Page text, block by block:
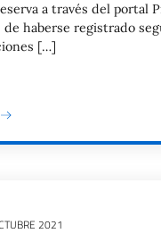
a través del portal
de haberse registrado
[…]
2021